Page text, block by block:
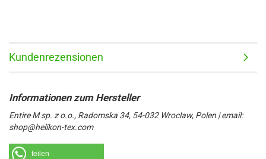
Kundenrezensionen
Entire M sp. z o.o., Radomska 34, 54-032 Wroclaw, Polen | email:
shop@helikon-tex.com
teilen